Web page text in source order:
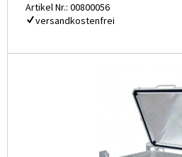
Artikel Nr.: 00800056
versandkostenfrei